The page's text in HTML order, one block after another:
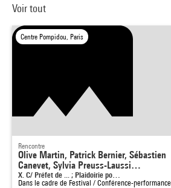
Voir tout
Centre Pompidou, Paris
Rencontre
Olive Martin, Patrick Bernier, Sébastien
Canevet, Sylvia Preuss-Laussi…
X. C/ Préfet de ... ; Plaidoirie po…
Dans le cadre de Festival / Conférence-performance